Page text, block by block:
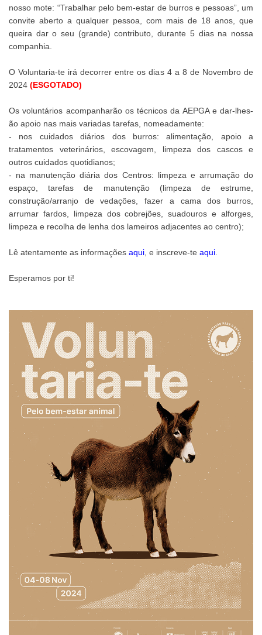
nosso mote: “Trabalhar pelo bem-estar de burros e pessoas”, um
convite aberto a qualquer pessoa, com mais de 18 anos, que
queira dar o seu (grande) contributo, durante 5 dias na nossa
companhia.
O Voluntaria-te irá decorrer entre os dias 4 a 8 de Novembro de
2024 (ESGOTADO)
Os voluntários acompanharão os técnicos da AEPGA e dar-lhes-
ão apoio nas mais variadas tarefas, nomeadamente:
- nos cuidados diários dos burros: alimentação, apoio a
tratamentos veterinários, escovagem, limpeza dos cascos e
outros cuidados quotidianos;
- na manutenção diária dos Centros: limpeza e arrumação do
espaço, tarefas de manutenção (limpeza de estrume,
construção/arranjo de vedações, fazer a cama dos burros,
arrumar fardos, limpeza dos cobrejões, suadouros e alforges,
limpeza e recolha de lenha dos lameiros adjacentes ao centro);
Lê atentamente as informações aqui , e inscreve-te aqui
Esperamos por ti!